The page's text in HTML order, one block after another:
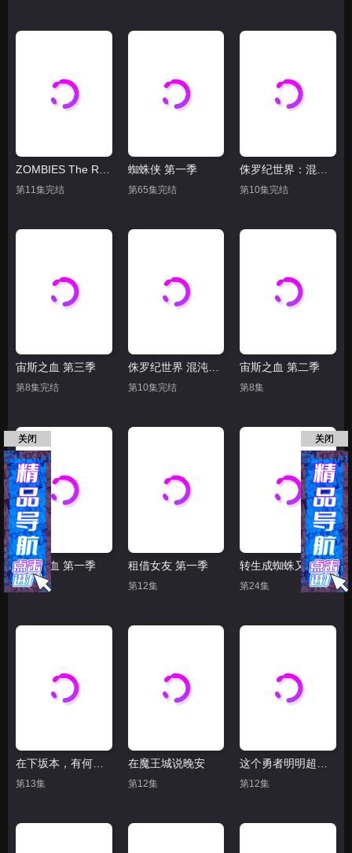
第11集完结
蜘蛛侠 第一季
第65集完结 第10集完结
宙斯之血 第三季
第8集完结
侏罗纪世界 混沌理论 第二季
第10集完结
宙斯之血 第二季
第8集
宙斯之血 第一季
第8集
租借女友 第一季
第12集
转生成蜘蛛又怎样！
第24集
第13集
在魔王城说晚安
第12集 第12集
关闭 关闭